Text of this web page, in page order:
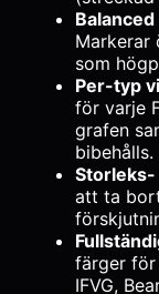
Markerar
som
Per-typ
för varje
grafen
bibehålls.
att ta
färger för
IFVG,